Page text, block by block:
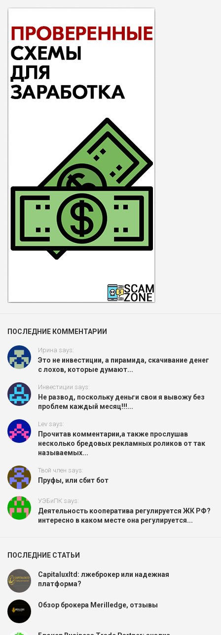
ПОСЛЕДНИЕ КОММЕНТАРИИ
Ирина says:
Это не инвестиции, а пирамида, скачивание денег
с лохов, которые думают...
Инвестиции says:
Не развод, поскольку деньги свои я вывожу без
проблем каждый месяц!!!...
Lev says:
Прочитав комментарии,а также прослушав
несколько бредовых рекламных роликов от так
называемых...
Твой член says:
Пруфы, или сбит бот
УЭБиПК says:
Деятельность кооператива регулируется ЖК РФ?
интересно в каком месте она регулируется...
ПОСЛЕДНИЕ СТАТЬИ
Capitaluxltd: лжеброкер или надежная
платформа?
Обзор брокера Merilledge, отзывы